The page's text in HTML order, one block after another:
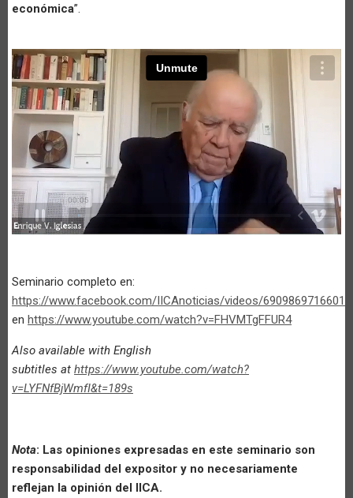
económica”.
Seminario completo en:
https://www.facebook.com/IICAnoticias/videos/
en https://www.youtube.com/watch?v=FHVMTgFFUR4
Also available with English
subtitles at https://www.youtube.com/watch?
v=LYFNfBjWmfI&t=189s
Nota: Las opiniones expresadas en este seminario son
responsabilidad del expositor y no necesariamente
reflejan la opinión del IICA.